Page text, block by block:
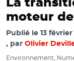
La
moteur
Publié le 13
par Olivier
Environnement,